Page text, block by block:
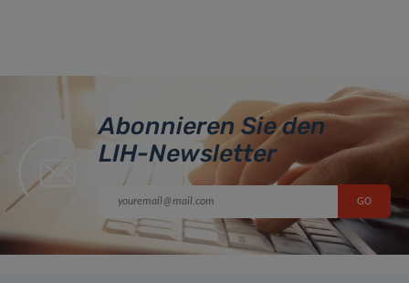
Abonnieren Sie den
LIH-Newsletter